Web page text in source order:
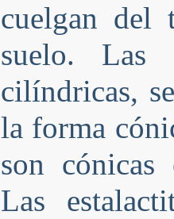
cuelgan del
suelo. Las
cilíndricas,
la forma
son cónicas
Las